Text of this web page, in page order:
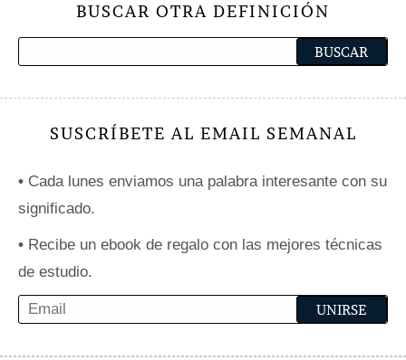
BUSCAR OTRA DEFINICIÓN
SUSCRÍBETE AL EMAIL SEMANAL
• Cada lunes enviamos una palabra interesante con su
significado.
• Recibe un ebook de regalo con las mejores técnicas
de estudio.